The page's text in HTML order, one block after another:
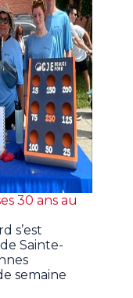
30 ans au
s’est
Sainte-
semaine